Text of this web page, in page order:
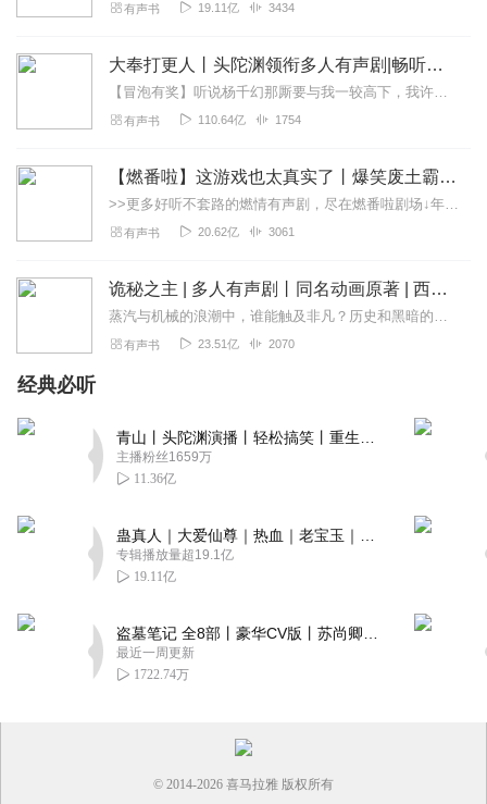
有声书 19.11亿 3434
大奉打更人丨头陀渊领衔多人有声剧|畅听全集|王鹤棣、田曦薇主演影视剧原著|卖报小郎君
【冒泡有奖】听说杨千幻那厮要与我一较高下，我许七安要开始装叉了！快进入声音播放页戳下方输入框，冒个泡偷偷告诉我，我要用哪些诗词才能胜过他？说得好的，有赏！202...
有声书 110.64亿 1754
【燃番啦】这游戏也太真实了丨爆笑废土霸榜神作丨紫襟剧社制作
>>更多好听不套路的燃情有声剧，尽在燃番啦剧场↓年度重磅推荐本专辑为VIP免费专辑每天上午10点5集更新，订阅可以听到最新内容哦！每周抽一个专辑五星优质评论送...
有声书 20.62亿 3061
诡秘之主 | 多人有声剧丨同名动画原著 | 西幻克苏鲁 | 乌贼作品
蒸汽与机械的浪潮中，谁能触及非凡？历史和黑暗的迷雾里，又是谁在耳语？我从诡秘中醒来，睁眼看见这个世界：枪械，大炮，巨舰，飞空艇，差分机；魔药，占卜，诅咒，倒吊人...
有声书 23.51亿 2070
经典必听
主播粉丝1659万
11.36亿
专辑播放量超19.1亿
19.11亿
最近一周更新
1722.74万
© 2014-2026 喜马拉雅 版权所有